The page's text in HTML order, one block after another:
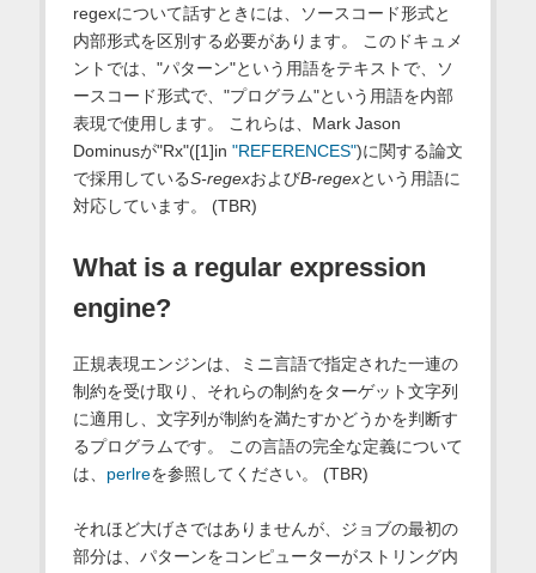
regexについて話すときには、ソースコード形式と
内部形式を区別する必要があります。 このドキュメ
ントでは、"パターン"という用語をテキストで、ソ
ースコード形式で、"プログラム"という用語を内部
表現で使用します。 これらは、Mark Jason
Dominusが"Rx"([1]in "REFERENCES")に関する論文
で採用しているS-regexおよびB-regexという用語に
対応しています。 (TBR)
What is a regular expression
engine?
正規表現エンジンは、ミニ言語で指定された一連の
制約を受け取り、それらの制約をターゲット文字列
に適用し、文字列が制約を満たすかどうかを判断す
るプログラムです。 この言語の完全な定義について
は、 perlreを参照してください。 (TBR)
それほど大げさではありませんが、ジョブの最初の
部分は、パターンをコンピューターがストリング内